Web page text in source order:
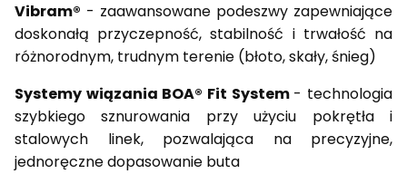
Vibram® - zaawansowane podeszwy zapewniające
doskonałą przyczepność, stabilność i trwałość na
różnorodnym, trudnym terenie (błoto, skały, śnieg)
Systemy wiązania BOA® Fit System - technologia
szybkiego sznurowania przy użyciu pokrętła i
stalowych linek, pozwalająca na precyzyjne,
jednoręczne dopasowanie buta